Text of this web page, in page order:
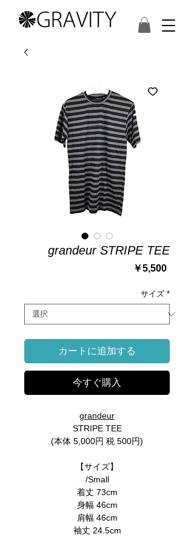
grandeur STRIPE TEE
￥5,500価
サイズ *
カートに追加する
今すぐ購入
grandeur
STRIPE TEE
(本体 5,000円 税 500円)
【サイズ】
/Small
着丈 73cm
身幅 46cm
肩幅 46cm
袖丈 24.5cm